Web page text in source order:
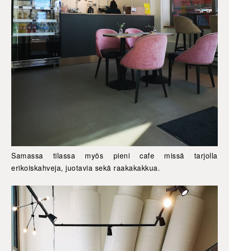
Samassa tilassa myös pieni cafe missä tarjolla
erikoiskahveja, juotavia sekä raakakakkua.